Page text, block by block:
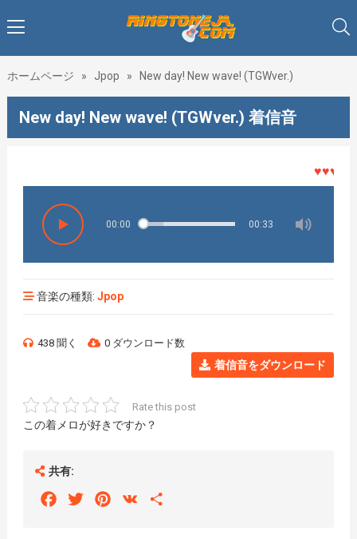
ホームページ » Jpop » New day! New wave! (TGWver.)
New day! New wave! (TGWver.) 着信音
♥♥♥着メ
00:00 00:33
音楽の種類: Jpop
438 聞く 0 ダウンロード数
着信音をダウンロード
Rate this post
この着メロが好きですか？
共有:
FacebookTwitterPinterest
VK